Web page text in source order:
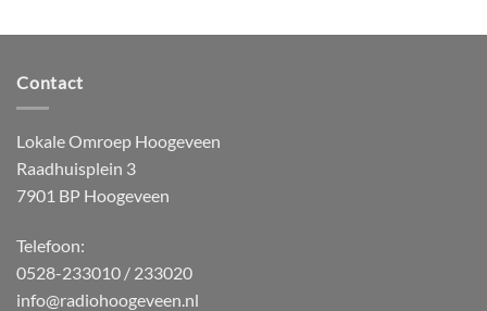
Contact
Lokale Omroep Hoogeveen
Raadhuisplein 3
7901 BP Hoogeveen
Telefoon:
0528-233010 / 233020
info@radiohoogeveen.nl